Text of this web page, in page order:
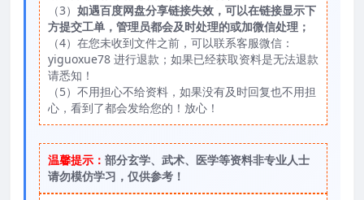
（3） 如遇百度网盘分享链接失效，可以在链接显示下
方提交工单，管理员都会及时处理的或加微信处理；
（4）在您未收到文件之前，可以联系客服微信：
yiguoxue78 进行退款；如果已经获取资料是无法退款
请悉知！
（5）不用担心不给资料，如果没有及时回复也不用担
心，看到了都会发给您的！放心！
温馨提示： 部分玄学、武术、医学等资料非专业人士
请勿模仿学习，仅供参考！